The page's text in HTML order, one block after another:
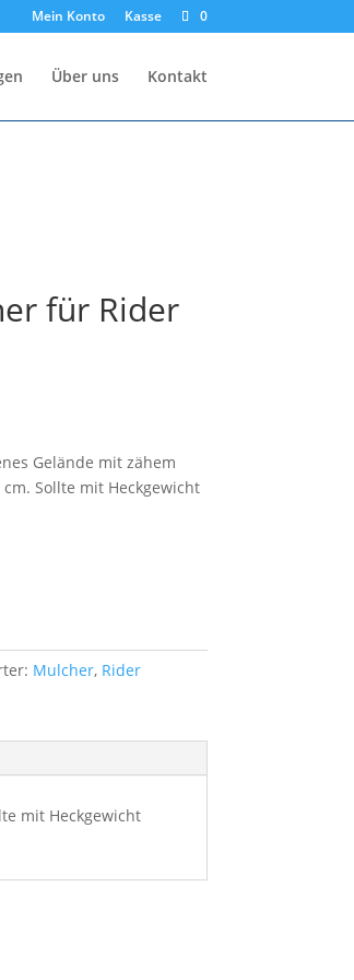
Mein Konto Kasse 0
Über uns Kontakt
für Rider
Gelände mit zähem
Sollte mit Heckgewicht
Mulcher, Rider
mit Heckgewicht